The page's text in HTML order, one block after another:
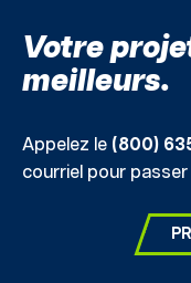
Votre
meilleurs.
Appelez le (800)
courriel pour